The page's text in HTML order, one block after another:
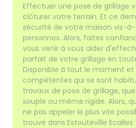
Effectuer une pose de grillage
clôturer votre terrain. Et ce
sécurité de votre maison vis-
personnes. Alors, faites
vous venir à vous aider
parfait de votre grillage en
Disponible à tout le moment et
compétentes qui se sont
travaux de pose de grillage,
souple ou même rigide. Alors,
ne pas appeler le plus vite
trouve dans Estouteville Ecalles